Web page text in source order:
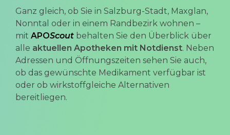
Ganz gleich, ob Sie in Salzburg-Stadt, Maxglan,
Nonntal oder in einem Randbezirk wohnen –
mit APOScout behalten Sie den Überblick über
alle aktuellen Apotheken mit Notdienst. Neben
Adressen und Öffnungszeiten sehen Sie auch,
ob das gewünschte Medikament verfügbar ist
oder ob wirkstoffgleiche Alternativen
bereitliegen.